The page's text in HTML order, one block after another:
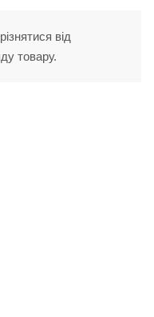
від
товару.